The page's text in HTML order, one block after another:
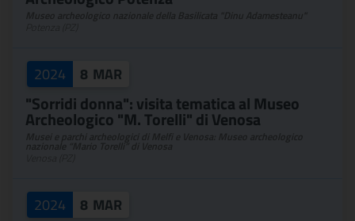
2024 8 MAR
"Sorridi donna": visita tematica al Museo
Archeologico "M. Torelli" di Venosa
2024 8 MAR